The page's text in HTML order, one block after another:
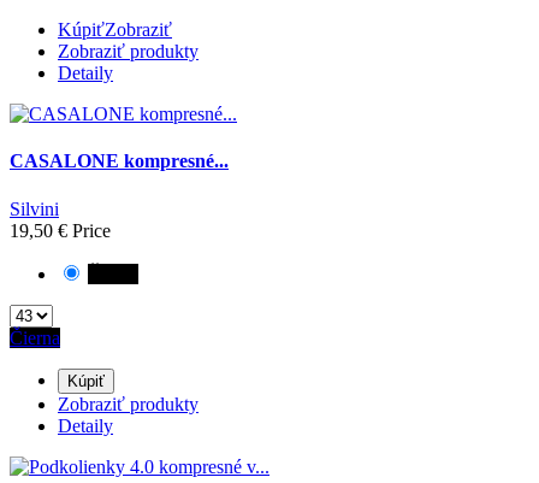
KúpiťZobraziť
Zobraziť produkty
Detaily
CASALONE kompresné...
Silvini
19,50 € Price
Čierna
Kúpiť
Zobraziť produkty
Detaily